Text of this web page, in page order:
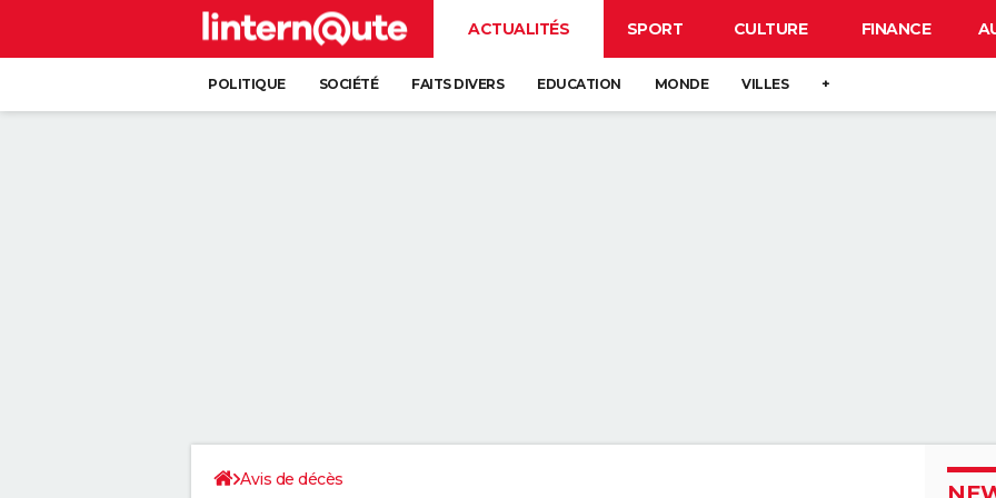
ACTUALITÉS SPORT CULTURE FINANCE
POLITIQUE SOCIÉTÉ FAITS DIVERS EDUCATION MONDE VILLES +
Avis de décès